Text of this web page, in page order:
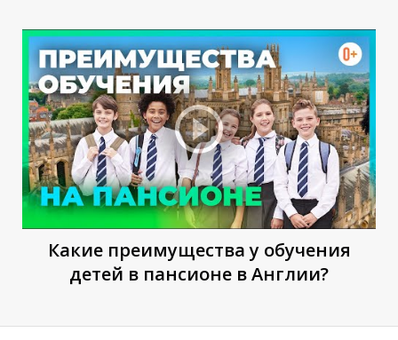
Какие преимущества у обучения
детей в пансионе в Англии?